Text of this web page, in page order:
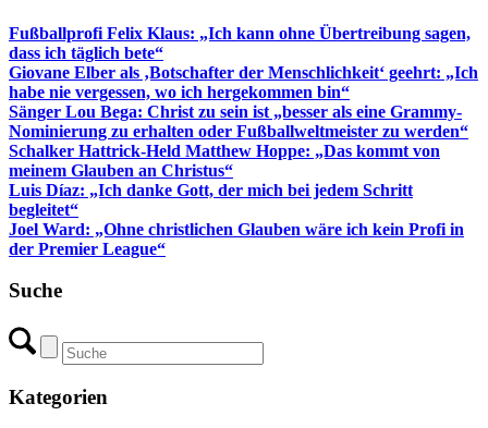
Fußballprofi Felix Klaus: „Ich kann ohne Übertreibung sagen,
dass ich täglich bete“
Giovane Elber als ‚Botschafter der Menschlichkeit‘ geehrt: „Ich
habe nie vergessen, wo ich hergekommen bin“
Sänger Lou Bega: Christ zu sein ist „besser als eine Grammy-
Nominierung zu erhalten oder Fußballweltmeister zu werden“
Schalker Hattrick-Held Matthew Hoppe: „Das kommt von
meinem Glauben an Christus“
Luis Díaz: „Ich danke Gott, der mich bei jedem Schritt
begleitet“
Joel Ward: „Ohne christlichen Glauben wäre ich kein Profi in
der Premier League“
Suche
Kategorien